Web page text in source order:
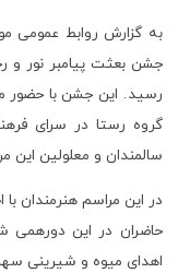
به گزارش روابط عمومی
جشن بعثت پیامبر نور
رسید. این جشن با حضور
گروه رستا در سرای
سالمندان و معلولین اين
در اين مراسم هنرمندان
حاضران در این دورهمی
اهدای میوه و شیرینی